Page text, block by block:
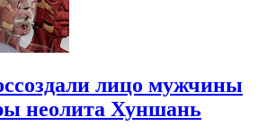
лицо мужчины
неолита Хуншань